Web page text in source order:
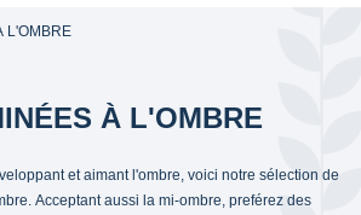
L'OMBRE
À L'OMBRE
et aimant l'ombre, voici notre sélection de
Acceptant aussi la mi-ombre, preférez des